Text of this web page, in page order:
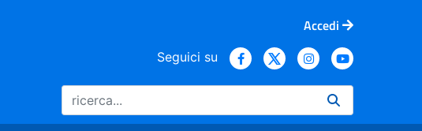
Accedi
Seguici su